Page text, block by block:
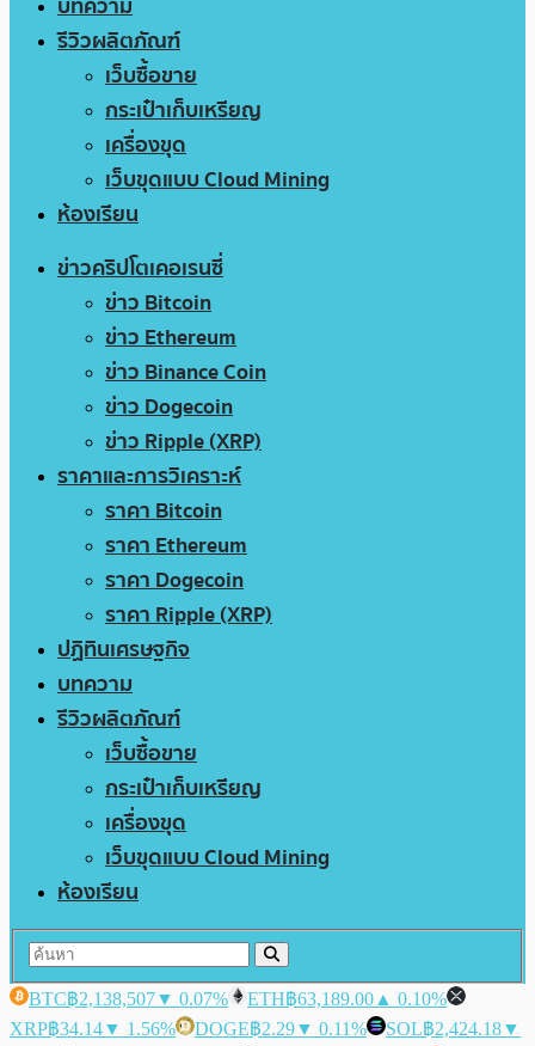
รีวิวผลิตภัณฑ์
เว็บซื้อขาย
กระเป๋าเก็บเหรียญ
เครื่องขุด
เว็บขุดแบบ Cloud Mining
ห้องเรียน
ข่าวคริปโตเคอเรนซี่
ข่าว Bitcoin
ข่าว Ethereum
ข่าว Binance Coin
ข่าว Dogecoin
ข่าว Ripple (XRP)
ราคาและการวิเคราะห์
ราคา Bitcoin
ราคา Ethereum
ราคา Dogecoin
ราคา Ripple (XRP)
ปฏิทินเศรษฐกิจ
บทความ
รีวิวผลิตภัณฑ์
เว็บซื้อขาย
กระเป๋าเก็บเหรียญ
เครื่องขุด
เว็บขุดแบบ Cloud Mining
ห้องเรียน
BTC฿2,138,507▼ 0.07% ETH฿63,189.00 ▲ 0.10%
XRP฿34.14▼ 1.56% DOGE฿2.29▼ 0.11% SOL฿2,424.18▼